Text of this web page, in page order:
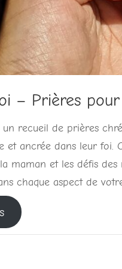
– Prières
un recueil de prières
et ancrée dans leur
maman et les défis
chaque aspect de